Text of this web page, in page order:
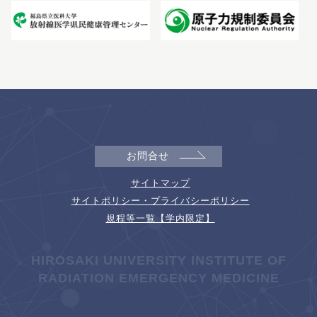
お問合せ
サイトマップ
サイトポリシー・プライバシーポリシー
規程等一覧【学内限定】
HIROSAKI UNIVERSITY INSTITUTE OF
RADIATION EMERGENCY MEDICINE